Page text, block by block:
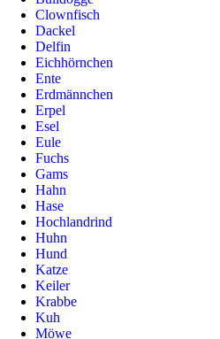
Clownfisch
Dackel
Delfin
Eichhörnchen
Ente
Erdmännchen
Erpel
Esel
Eule
Fuchs
Gams
Hahn
Hase
Hochlandrind
Huhn
Hund
Katze
Keiler
Krabbe
Kuh
Möwe